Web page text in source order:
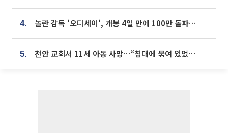
4. 놀란 감독 '오디세이', 개봉 4일 만에 100만 돌파⋯'왕사남' 보다 빠르다
5. 천안 교회서 11세 아동 사망…“침대에 묶여 있었다” 진술 확보